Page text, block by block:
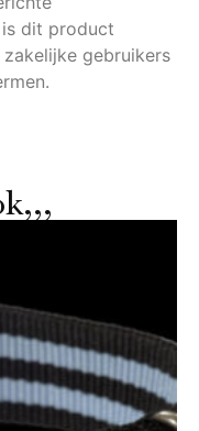
dit product
gebruikers